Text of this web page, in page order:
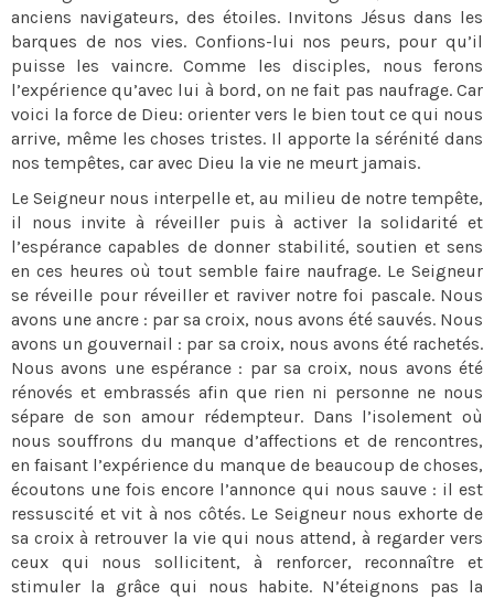
anciens navigateurs, des étoiles. Invitons Jésus dans les
barques de nos vies. Confions-lui nos peurs, pour qu’il
puisse les vaincre. Comme les disciples, nous ferons
l’expérience qu’avec lui à bord, on ne fait pas naufrage. Car
voici la force de Dieu: orienter vers le bien tout ce qui nous
arrive, même les choses tristes. Il apporte la sérénité dans
nos tempêtes, car avec Dieu la vie ne meurt jamais.
Le Seigneur nous interpelle et, au milieu de notre tempête,
il nous invite à réveiller puis à activer la solidarité et
l’espérance capables de donner stabilité, soutien et sens
en ces heures où tout semble faire naufrage. Le Seigneur
se réveille pour réveiller et raviver notre foi pascale. Nous
avons une ancre : par sa croix, nous avons été sauvés. Nous
avons un gouvernail : par sa croix, nous avons été rachetés.
Nous avons une espérance : par sa croix, nous avons été
rénovés et embrassés afin que rien ni personne ne nous
sépare de son amour rédempteur. Dans l’isolement où
nous souffrons du manque d’affections et de rencontres,
en faisant l’expérience du manque de beaucoup de choses,
écoutons une fois encore l’annonce qui nous sauve : il est
ressuscité et vit à nos côtés. Le Seigneur nous exhorte de
sa croix à retrouver la vie qui nous attend, à regarder vers
ceux qui nous sollicitent, à renforcer, reconnaître et
stimuler la grâce qui nous habite. N’éteignons pas la